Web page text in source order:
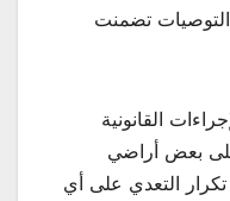
تضمنت
القانونية
على بعض أراضي
التعدي على أي